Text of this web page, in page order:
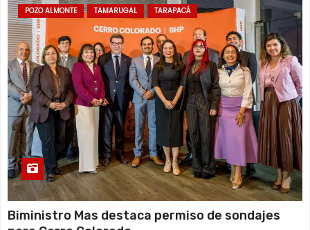
a
s
POZO ALMONTE TAMARUGAL TARAPACÁ
Biministro Mas destaca permiso de sondajes